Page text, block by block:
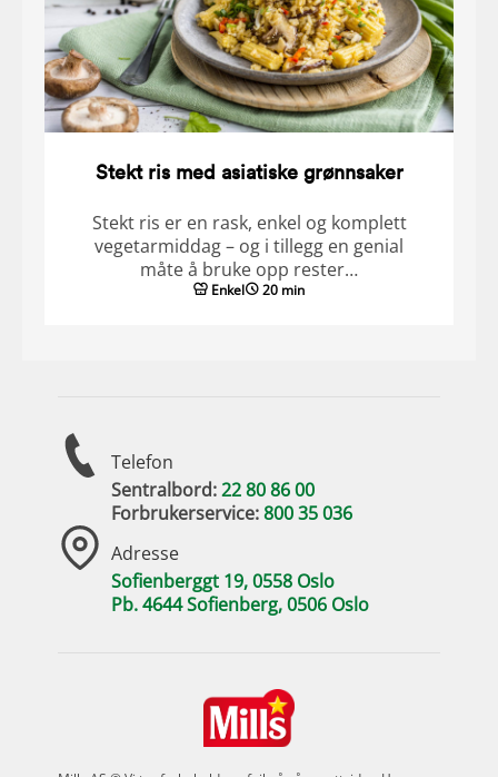
Stekt ris med asiatiske grønnsaker
Stekt ris er en rask, enkel og komplett
vegetarmiddag – og i tillegg en genial
måte å bruke opp rester…
Enkel 20 min
Telefon
Sentralbord:22 80 86 00
Forbrukerservice:800 35 036
Adresse
Sofienberggt 19, 0558 Oslo
Pb. 4644 Sofienberg, 0506 Oslo